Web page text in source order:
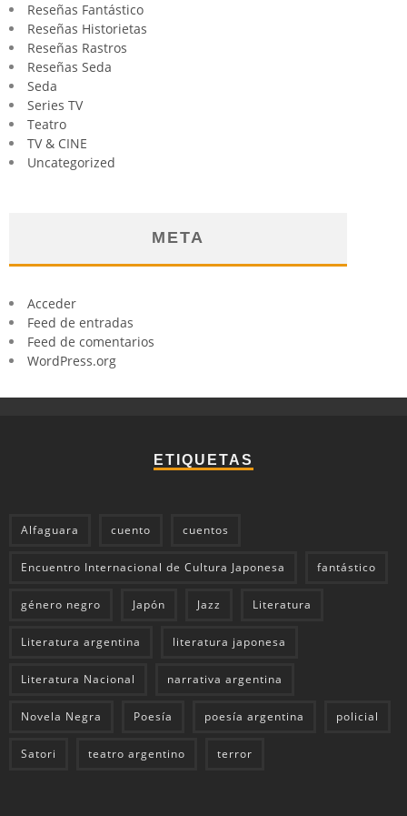
Reseñas Fantástico
Reseñas Historietas
Reseñas Rastros
Reseñas Seda
Seda
Series TV
Teatro
TV & CINE
Uncategorized
META
Acceder
Feed de entradas
Feed de comentarios
WordPress.org
ETIQUETAS
Alfaguara cuento cuentos
Encuentro Internacional de Cultura Japonesa fantástico
género negro Japón Jazz Literatura
Literatura argentina literatura japonesa
Literatura Nacional narrativa argentina
Novela Negra Poesía poesía argentina policial
Satori teatro argentino terror